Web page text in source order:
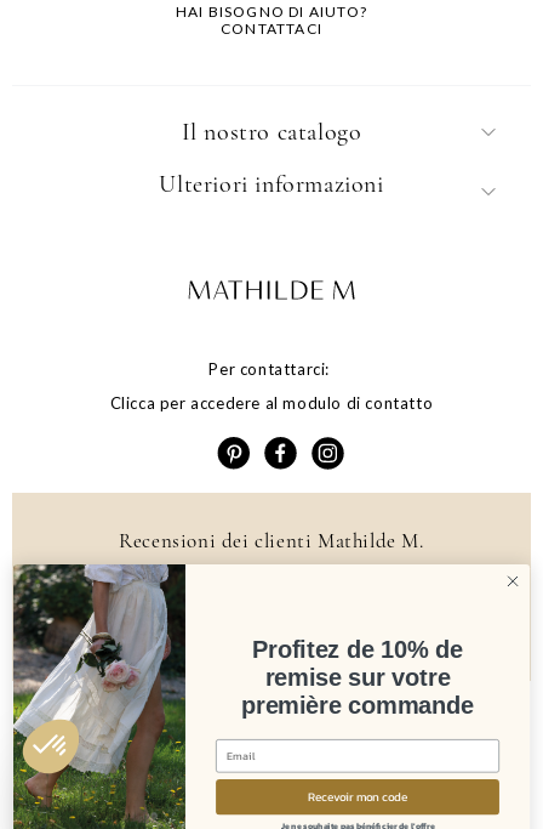
HAI BISOGNO DI AIUTO?
CONTATTACI
Il nostro catalogo
Per contattarci:
Clicca per accedere al modulo di contatto
Ulteriori informazioni
Recensioni dei clienti Mathilde M.
Newsletter
Profitez de 10% de
remise sur votre
première commande
Recevoir mon code
Je ne souhaite pas bénéficier de l'offre